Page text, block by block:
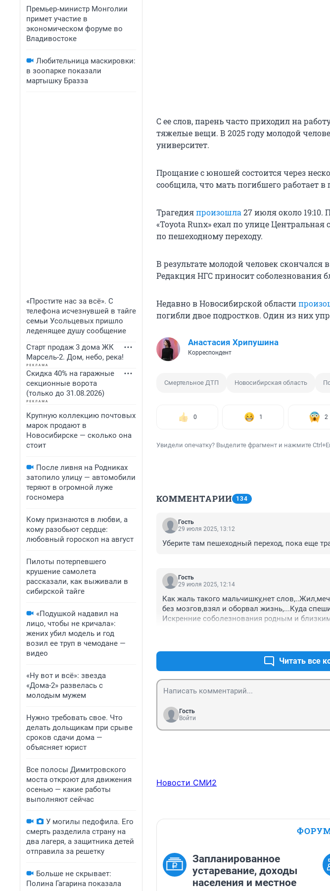
Премьер‑министр Монголии
примет участие в
экономическом форуме во
Владивостоке
Любительница маскировки:
в зоопарке показали
мартышку Бразза
«Простите нас за всё». С
телефона исчезнувшей в тайге
семьи Усольцевых пришло
леденящее душу сообщение
Старт продаж 3 дома ЖК
Марсель-2. Дом, небо, река!
Скидка 40% на гаражные
секционные ворота
(только до 31.08.2026)
Крупную коллекцию почтовых
марок продают в
Новосибирске — сколько она
стоит
После ливня на Родниках
затопило улицу — автомобили
теряют в огромной луже
госномера
Кому признаются в любви, а
кому разобьют сердце:
любовный гороскоп на август
Пилоты потерпевшего
крушение самолета
рассказали, как выживали в
сибирской тайге
«Подушкой надавил на
лицо, чтобы не кричала»:
жених убил модель и год
возил ее труп в чемодане —
видео
«Ну вот и всё»: звезда
«Дома-2» развелась с
молодым мужем
Нужно требовать свое. Что
делать дольщикам при срыве
сроков сдачи дома —
объясняет юрист
Все полосы Димитровского
моста откроют для движения
осенью — какие работы
выполняют сейчас
У могилы педофила. Его
смерть разделила страну на
два лагеря, а защитника детей
отправила за решетку
Больше не скрывает:
Полина Гагарина показала
С ее слов, парень часто приходил на
тяжелые вещи. В 2025 году молодой
университет.
Прощание с юношей состоится через
сообщила, что мать погибшего работает в
Трагедияпроизошла 27 июля около 19:10.
«Toyota Runx» ехал по улице
по пешеходному переходу.
В результате молодой человек
Редакция НГС приносит соболезнования
Недавно в Новосибирской области
погибли двое подростков. Один из них
Анастасия Хрипушина
Корреспондент
Смертельное ДТП Новосибирская область
0 1 2
Увидели опечатку? Выделите фрагмент и нажмите
КОММЕНТАРИИ 134
Гость
29 июля 2025, 13:12
Уберите там пешеходный переход, пока еще
Гость
29 июля 2025, 12:14
Как жаль такого мальчишку,нет
без мозгов,взял и оборвал жизнь,...Куда
Искренние соболезнования родным и
Читать все
Гость
Войти
Новости СМИ2
Запланированное
устаревание, доходы
населения и местное